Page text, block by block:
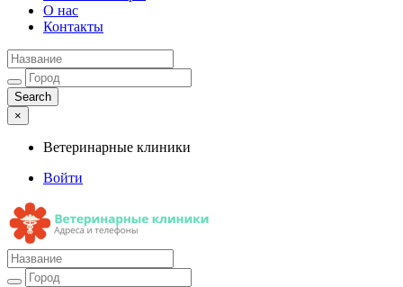
О нас
Контакты
×
Ветеринарные клиники
Войти
Ветеринарные клиники
Адреса и телефоны